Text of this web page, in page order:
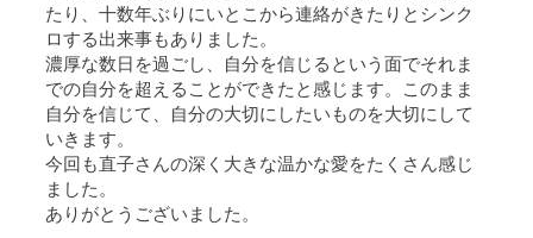
たり、十数年ぶりにいとこから連絡がきたりとシンク
ロする出来事もありました。
濃厚な数日を過ごし、自分を信じるという面でそれま
での自分を超えることができたと感じます。このまま
自分を信じて、自分の大切にしたいものを大切にして
いきます。
今回も直子さんの深く大きな温かな愛をたくさん感じ
ました。
ありがとうございました。